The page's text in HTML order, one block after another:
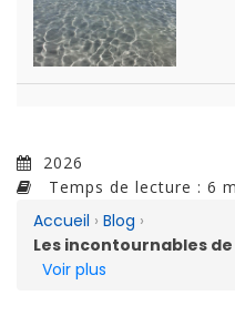
2026
Temps de lecture : 6
Accueil › Blog ›
Les incontournables
Voir plus